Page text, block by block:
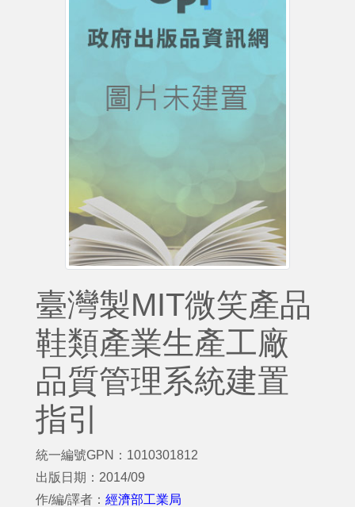
臺灣製MIT微笑產品
鞋類產業生產工廠
品質管理系統建置
指引
統一編號GPN：1010301812
出版日期：2014/09
作/編/譯者： 經濟部工業局